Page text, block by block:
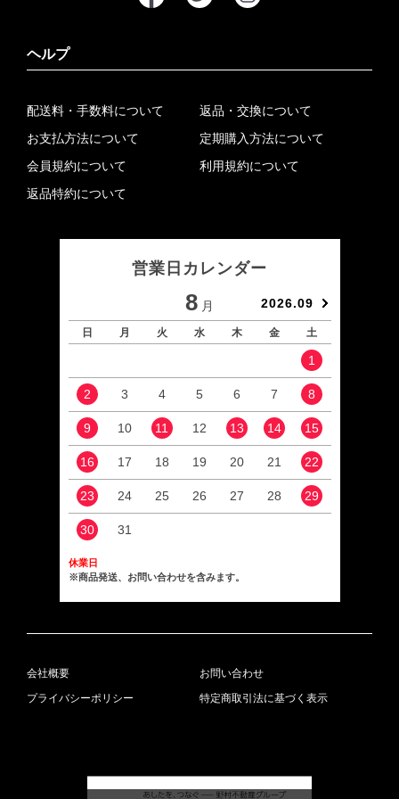
ヘルプ
配送料・手数料について
お支払方法について
会員規約について
返品特約について
返品・交換について
定期購入方法について
利用規約について
営業日カレンダー
8 月 2026.09
日 月 火 水 木 金 土
1
2 3 4 5 6 7 8
9 10 11 12 13 14 15
16 17 18 19 20 21 22
23 24 25 26 27 28 29
30 31
休業日
※商品発送、お問い合わせを含みます。
会社概要
お問い合わせ
プライバシーポリシー
特定商取引法に基づく表示